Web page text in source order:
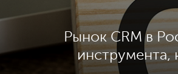
Рынок CRM в
инструмента,